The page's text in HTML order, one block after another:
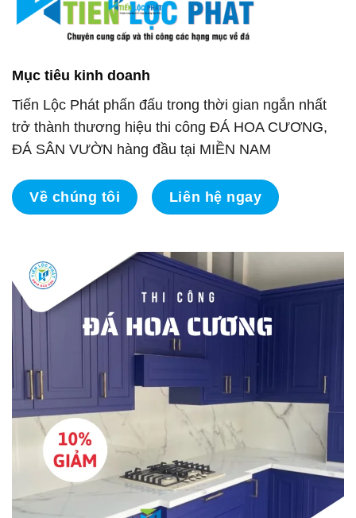
Mục tiêu kinh doanh
Tiến Lộc Phát phấn đấu trong thời gian ngắn nhất
trở thành thương hiệu thi công ĐÁ HOA CƯƠNG,
ĐÁ SÂN VƯỜN hàng đầu tại MIỀN NAM
Về chúng tôi Liên hệ ngay